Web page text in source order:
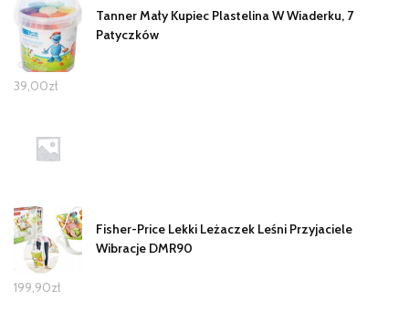
Tanner Mały Kupiec Plastelina W Wiaderku, 7
Patyczków
39,00zł
Fisher-Price Lekki Leżaczek Leśni Przyjaciele
Wibracje DMR90
199,90zł